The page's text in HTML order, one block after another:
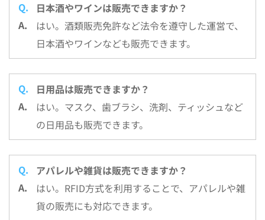
日本酒やワインは販売できますか？
はい。酒類販売免許など法令を遵守した運営で、
日本酒やワインなども販売できます。
日用品は販売できますか？
はい。マスク、歯ブラシ、洗剤、ティッシュなど
の日用品も販売できます。
アパレルや雑貨は販売できますか？
はい。RFID方式を利用することで、アパレルや雑
貨の販売にも対応できます。